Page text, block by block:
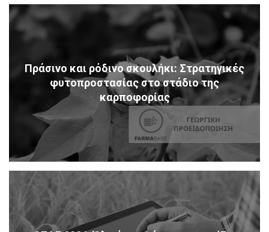
Πράσινο και ρόδινο σκουλήκι: Στρατηγικές
φυτοπροστασίας στο στάδιο της
καρποφορίας